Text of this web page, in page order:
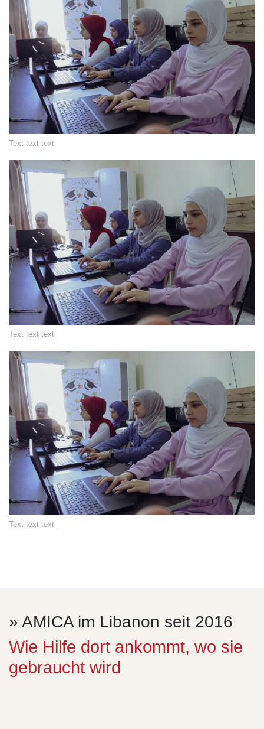
Text text text
Text text text
Text text text
» AMICA im Libanon seit 2016
Wie Hilfe dort ankommt, wo sie
gebraucht wird